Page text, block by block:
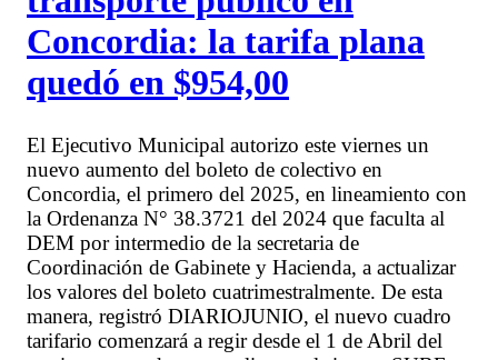
Concordia: la tarifa plana
quedó en $954,00
El Ejecutivo Municipal autorizo este viernes un
nuevo aumento del boleto de colectivo en
Concordia, el primero del 2025, en lineamiento con
la Ordenanza N° 38.3721 del 2024 que faculta al
DEM por intermedio de la secretaria de
Coordinación de Gabinete y Hacienda, a actualizar
los valores del boleto cuatrimestralmente. De esta
manera, registró DIARIOJUNIO, el nuevo cuadro
tarifario comenzará a regir desde el 1 de Abril del